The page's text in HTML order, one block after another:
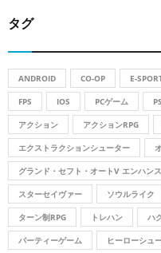
c
r
:
タグ
ANDROID CO-OP E-
FPS IOS PCゲーム
アクション アクションRPG
エクストラクションシューター
グランド・セフト・オートV エンハン
スターセイヴァー ソウルライク
ターン制RPG トレハン ハ
パーティーゲーム ヒーローシュ